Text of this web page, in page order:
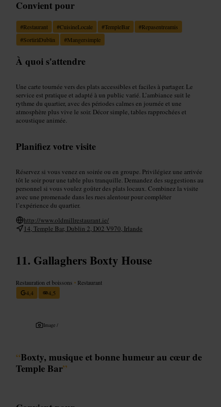
Convient pour
#Restaurant #CuisineLocale #TempleBar #Repasentreamis
#SortiràDublin #Mangersimple
À quoi s'attendre
Une carte tournée vers des plats accessibles et faciles à partager. Le
service est pratique et adapté à un public varié. L’ambiance suit le
rythme du quartier, avec des périodes calmes en journée et une
atmosphère plus vive le soir. Décor simple, tables rapprochées et
acoustique animée.
Planifiez votre visite
Réservez si vous venez en soirée ou en groupe. Privilégiez une arrivée
tôt le soir pour une table plus tranquille. Demandez des suggestions au
personnel si vous voulez goûter des plats locaux. Combinez la visite
avec une promenade dans les rues alentour pour compléter
l’expérience du quartier.
http://www.oldmillrestaurant.ie/
14, Temple Bar, Dublin 2, D02 V970, Irlande
Gallaghers Boxty House
Restauration et boissons • Restaurant
4,4
4,5
Image /
“Boxty, musique et bonne humeur au cœur de
Temple Bar”